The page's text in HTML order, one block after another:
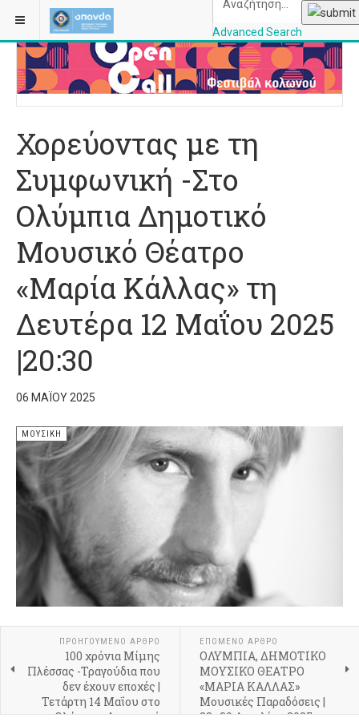
Advanced Search
ΒΡΊΣΚΕΣΤΕ ΕΔΏ: ΑΡΧΙΚΉ
Χορεύοντας με τη
Συμφωνική -Στο
Ολύμπια Δημοτικό
Μουσικό Θέατρο
«Μαρία Κάλλας» τη
Δευτέρα 12 Μαΐου 2025
|20:30
06 ΜΑΪ́ΟΥ 2025
ΜΟΥΣΙΚΉ
ΠΡΟΗΓΟΎΜΕΝΟ ΆΡΘΡΟ
100 χρόνια Μίμης
Πλέσσας -Τραγούδια που
δεν έχουν εποχές |
Τετάρτη 14 Μαΐου στο
Ολύμπια, Δημοτικό
ΕΠΌΜΕΝΟ ΆΡΘΡΟ
ΟΛΥΜΠΙΑ, ΔΗΜΟΤΙΚΟ
ΜΟΥΣΙΚΟ ΘΕΑΤΡΟ
«ΜΑΡΙΑ ΚΑΛΛΑΣ»
Μουσικές Παραδόσεις |
23–30 Απριλίου 2025